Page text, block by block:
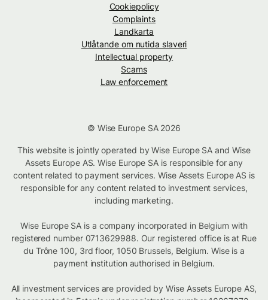
Cookiepolicy
Complaints
Landkarta
Utlåtande om nutida slaveri
Intellectual property
Scams
Law enforcement
© Wise Europe SA 2026
This website is jointly operated by Wise Europe SA and Wise
Assets Europe AS. Wise Europe SA is responsible for any
content related to payment services. Wise Assets Europe AS is
responsible for any content related to investment services,
including marketing.
Wise Europe SA is a company incorporated in Belgium with
registered number 0713629988. Our registered office is at Rue
du Trône 100, 3rd floor, 1050 Brussels, Belgium. Wise is a
payment institution authorised in Belgium.
All investment services are provided by Wise Assets Europe AS,